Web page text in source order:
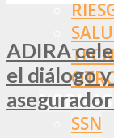
NORMAS
SSN
ADIRA
el diálogo